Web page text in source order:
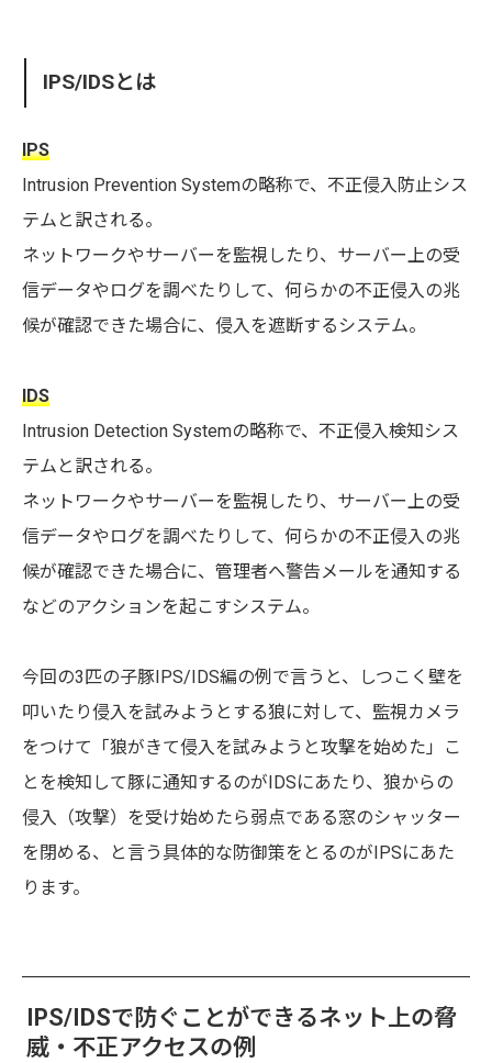
IPS/IDSとは
IPS
Intrusion Prevention Systemの略称で、不正侵入防止シス
テムと訳される。
ネットワークやサーバーを監視したり、サーバー上の受
信データやログを調べたりして、何らかの不正侵入の兆
候が確認できた場合に、侵入を遮断するシステム。
IDS
Intrusion Detection Systemの略称で、不正侵入検知シス
テムと訳される。
ネットワークやサーバーを監視したり、サーバー上の受
信データやログを調べたりして、何らかの不正侵入の兆
候が確認できた場合に、管理者へ警告メールを通知する
などのアクションを起こすシステム。
今回の3匹の子豚IPS/IDS編の例で言うと、しつこく壁を
叩いたり侵入を試みようとする狼に対して、監視カメラ
をつけて「狼がきて侵入を試みようと攻撃を始めた」こ
とを検知して豚に通知するのがIDSにあたり、狼からの
侵入（攻撃）を受け始めたら弱点である窓のシャッター
を閉める、と言う具体的な防御策をとるのがIPSにあた
ります。
IPS/IDSで防ぐことができるネット上の脅
威・不正アクセスの例